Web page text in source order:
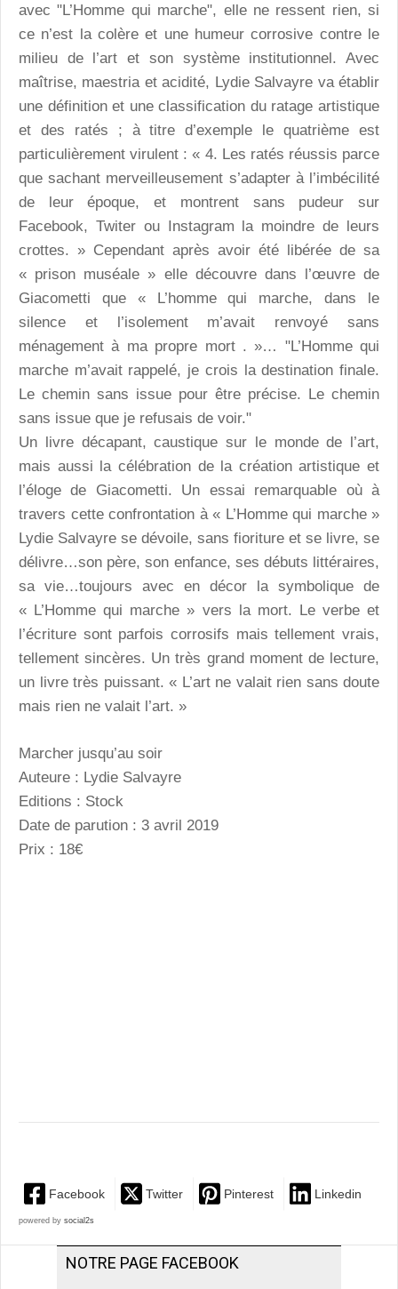
avec "L’Homme qui marche", elle ne ressent rien, si
ce n’est la colère et une humeur corrosive contre le
milieu de l’art et son système institutionnel. Avec
maîtrise, maestria et acidité, Lydie Salvayre va établir
une définition et une classification du ratage artistique
et des ratés ; à titre d’exemple le quatrième est
particulièrement virulent : « 4. Les ratés réussis parce
que sachant merveilleusement s’adapter à l’imbécilité
de leur époque, et montrent sans pudeur sur
Facebook, Twiter ou Instagram la moindre de leurs
crottes. » Cependant après avoir été libérée de sa
« prison muséale » elle découvre dans l’œuvre de
Giacometti que « L’homme qui marche, dans le
silence et l’isolement m’avait renvoyé sans
ménagement à ma propre mort . »… "L’Homme qui
marche m’avait rappelé, je crois la destination finale.
Le chemin sans issue pour être précise. Le chemin
sans issue que je refusais de voir."
Un livre décapant, caustique sur le monde de l’art,
mais aussi la célébration de la création artistique et
l’éloge de Giacometti. Un essai remarquable où à
travers cette confrontation à « L’Homme qui marche »
Lydie Salvayre se dévoile, sans fioriture et se livre, se
délivre…son père, son enfance, ses débuts littéraires,
sa vie…toujours avec en décor la symbolique de
« L’Homme qui marche » vers la mort. Le verbe et
l’écriture sont parfois corrosifs mais tellement vrais,
tellement sincères. Un très grand moment de lecture,
un livre très puissant. « L’art ne valait rien sans doute
mais rien ne valait l’art. »
Marcher jusqu’au soir
Auteure : Lydie Salvayre
Editions : Stock
Date de parution : 3 avril 2019
Prix : 18€
Facebook Twitter Pinterest Linkedin
powered by social2s
NOTRE PAGE FACEBOOK